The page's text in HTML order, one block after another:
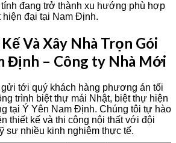
đang trở thành xu hướng phù hợp
đại tại Nam Định.
Và Xây Nhà Trọn Gói
Định – Công ty Nhà Mới
tới quý khách hàng phương án tối
trình biệt thự mái Nhật, biệt thự hiện
tại Ý Yên Nam Định. Chúng tôi tự hào
thiết kế và thi công nội thất với đội
sư nhiều kinh nghiệm thực tế.